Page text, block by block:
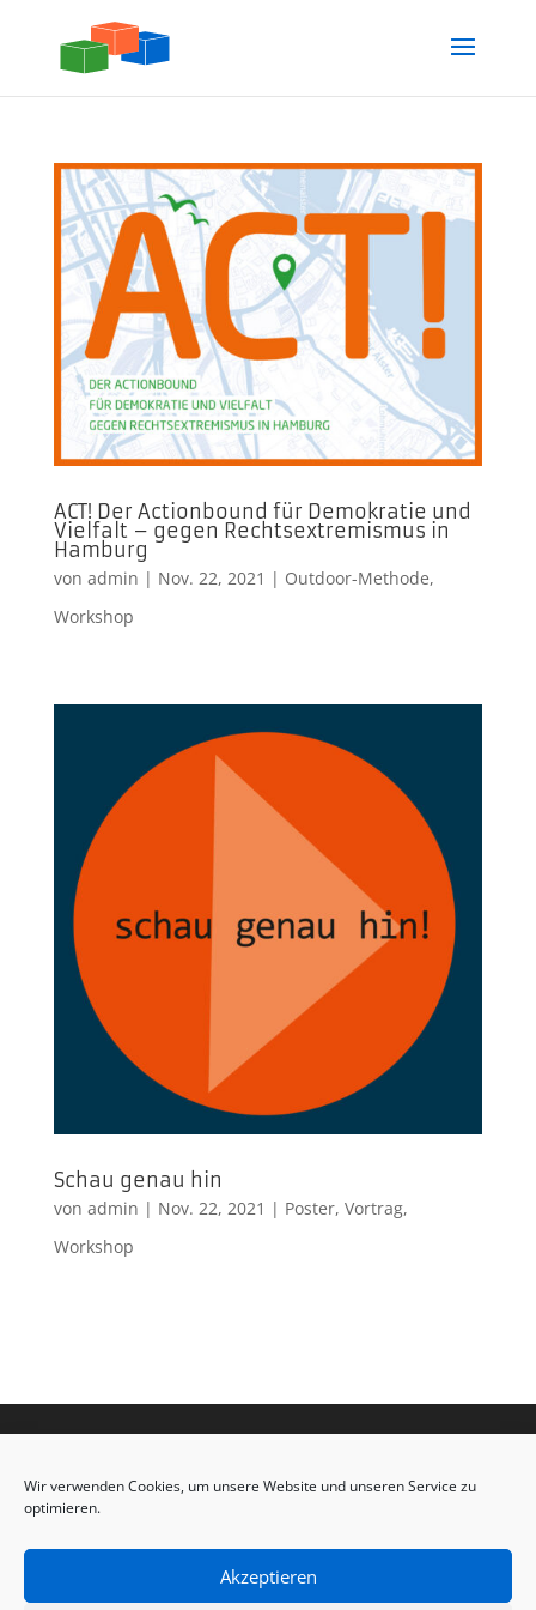
Wir verwenden Cookies, um unsere Website und unseren Service zu
optimieren.
Akzeptieren
ACT! Der Actionbound für Demokratie und
Vielfalt – gegen Rechtsextremismus in
Hamburg
von admin | Nov. 22, 2021 | Outdoor-Methode,
Workshop
Schau genau hin
von admin | Nov. 22, 2021 | Poster, Vortrag,
Workshop